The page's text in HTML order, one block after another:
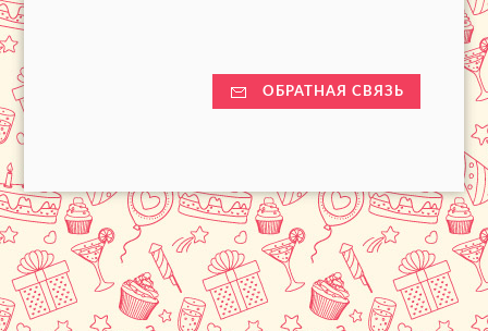
ОБРАТНАЯ СВЯЗЬ